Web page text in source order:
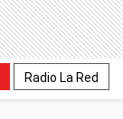
Radio La Red